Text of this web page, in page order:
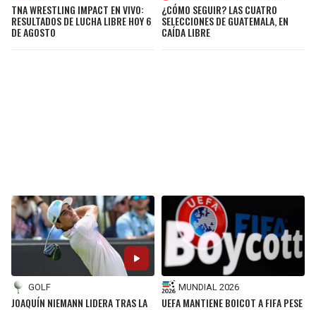
TNA WRESTLING IMPACT EN VIVO:
RESULTADOS DE LUCHA LIBRE HOY 6
DE AGOSTO
¿CÓMO SEGUIR? LAS CUATRO
SELECCIONES DE GUATEMALA, EN
CAÍDA LIBRE
GOLF
JOAQUÍN NIEMANN LIDERA TRAS LA
MUNDIAL 2026
UEFA MANTIENE BOICOT A FIFA PESE